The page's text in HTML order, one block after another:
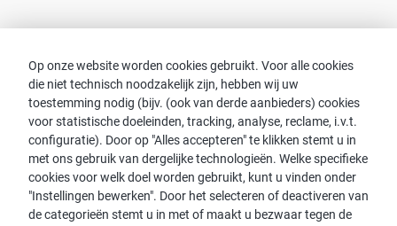
Op onze website worden cookies gebruikt. Voor alle cookies
die niet technisch noodzakelijk zijn, hebben wij uw
toestemming nodig (bijv. (ook van derde aanbieders) cookies
voor statistische doeleinden, tracking, analyse, reclame, i.v.t.
configuratie). Door op "Alles accepteren" te klikken stemt u in
met ons gebruik van dergelijke technologieën. Welke specifieke
cookies voor welk doel worden gebruikt, kunt u vinden onder
"Instellingen bewerken". Door het selecteren of deactiveren van
de categorieën stemt u in met of maakt u bezwaar tegen de
Consulent zoeken
Contact met proWIN
Service-FAQ